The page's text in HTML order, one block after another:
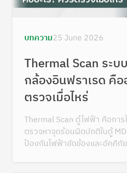
บทความ25 June 2026
Thermal Scan ระ
กล้องอินฟราเรด คือ
ตรวจเมื่อไหร่
Thermal Scan ตู้ไฟฟ้า คือกา
ตรวจหาจุดร้อนผิดปกติในตู้
ป้องกันไฟฟ้าขัดข้องและอัคคีภัย